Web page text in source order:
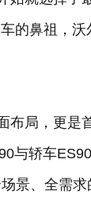
的鼻祖，沃
局，更是
与轿车
景、全需求